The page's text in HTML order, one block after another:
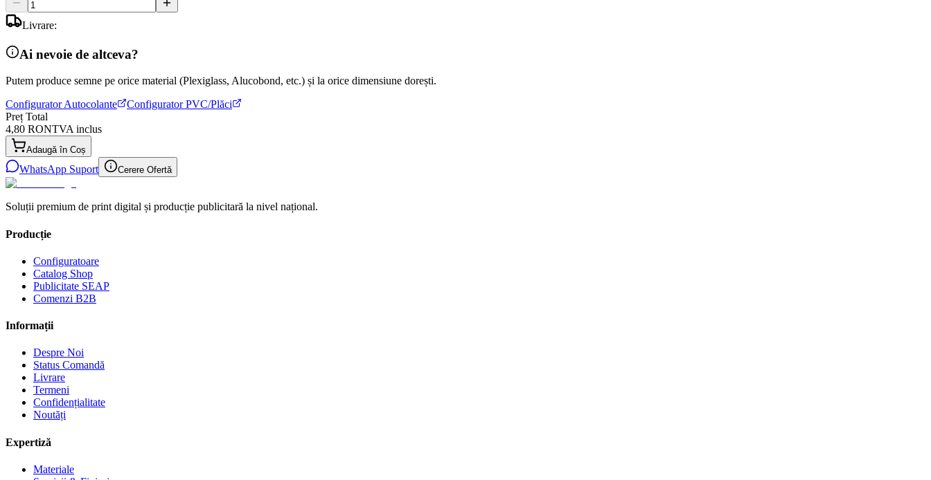
Livrare:
Ai nevoie de altceva?
Putem produce semne pe orice material (Plexiglass, Alucobond, etc.) și la orice dimensiune dorești.
Configurator Autocolante
Configurator PVC/Plăci
Preț Total
4,80 RONTVA inclus
Adaugă în Coș
WhatsApp Suport Cerere Ofertă
Soluții premium de print digital și producție publicitară la nivel național.
Producție
Configuratoare
Catalog Shop
Publicitate SEAP
Comenzi B2B
Informații
Despre Noi
Status Comandă
Livrare
Termeni
Confidențialitate
Noutăți
Expertiză
Materiale